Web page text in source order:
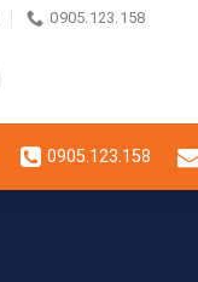
0905.123.158
0905.123.158